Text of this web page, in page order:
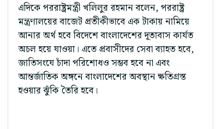
এদিকে পররাষ্ট্রমন্ত্রী খলিলুর রহমান বলেন, পররাষ্ট্র
মন্ত্রণালয়ের বাজেট প্রতীকীভাবে এক টাকায় নামিয়ে
আনার অর্থ হবে বিদেশে বাংলাদেশের দূতাবাস কার্যত
অচল হয়ে যাওয়া। এতে প্রবাসীদের সেবা ব্যাহত হবে,
জাতিসংঘে চাঁদা পরিশোধও সম্ভব হবে না এবং
আন্তর্জাতিক অঙ্গনে বাংলাদেশের অবস্থান ক্ষতিগ্রস্ত
হওয়ার ঝুঁকি তৈরি হবে।